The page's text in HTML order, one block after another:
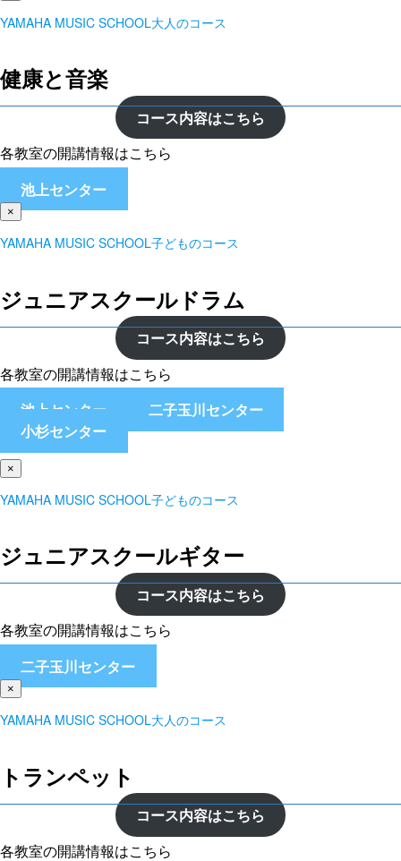
YAMAHA MUSIC SCHOOL大人のコース
健康と音楽
コース内容はこちら
各教室の開講情報はこちら
池上センター
×
YAMAHA MUSIC SCHOOL子どものコース
ジュニアスクールドラム
コース内容はこちら
各教室の開講情報はこちら
池上センター
二子玉川センター
小杉センター
×
YAMAHA MUSIC SCHOOL子どものコース
ジュニアスクールギター
コース内容はこちら
各教室の開講情報はこちら
二子玉川センター
×
YAMAHA MUSIC SCHOOL大人のコース
トランペット
コース内容はこちら
各教室の開講情報はこちら